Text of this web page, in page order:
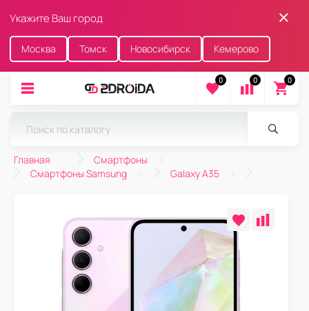
Укажите Ваш город
Москва Томск Новосибирск Кемерово
0 0 0
Главная
Смартфоны
Смартфоны Samsung
Galaxy A35